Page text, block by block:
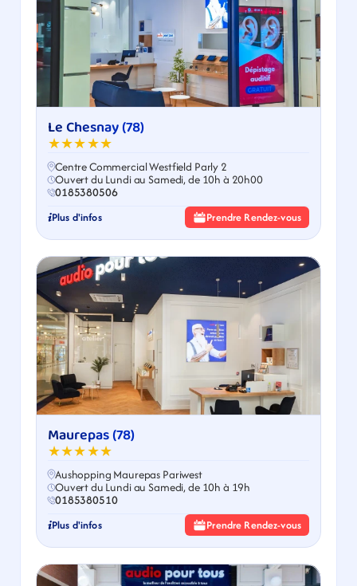
Le Chesnay (78)
★★★★★
Centre Commercial Westfield Parly 2
Ouvert du Lundi au Samedi, de 10h à 20h00
0185380506
Plus d'infos Prendre Rendez-vous
Maurepas (78)
★★★★★
Aushopping Maurepas Pariwest
Ouvert du Lundi au Samedi, de 10h à 19h
0185380510
Plus d'infos Prendre Rendez-vous